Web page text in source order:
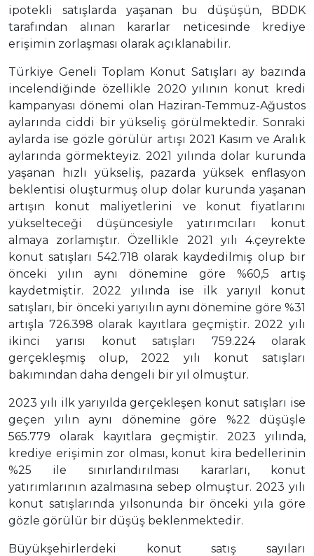
ipotekli satışlarda yaşanan bu düşüşün, BDDK
tarafından alınan kararlar neticesinde krediye
erişimin zorlaşması olarak açıklanabilir.
Türkiye Geneli Toplam Konut Satışları ay bazında
incelendiğinde özellikle 2020 yılının konut kredi
kampanyası dönemi olan Haziran-Temmuz-Ağustos
aylarında ciddi bir yükseliş görülmektedir. Sonraki
aylarda ise gözle görülür artışı 2021 Kasım ve Aralık
aylarında görmekteyiz. 2021 yılında dolar kurunda
yaşanan hızlı yükseliş, pazarda yüksek enflasyon
beklentisi oluşturmuş olup dolar kurunda yaşanan
artışın konut maliyetlerini ve konut fiyatlarını
yükselteceği düşüncesiyle yatırımcıları konut
almaya zorlamıştır. Özellikle 2021 yılı 4.çeyrekte
konut satışları 542.718 olarak kaydedilmiş olup bir
önceki yılın aynı dönemine göre %60,5 artış
kaydetmiştir. 2022 yılında ise ilk yarıyıl konut
satışları, bir önceki yarıyılın aynı dönemine göre %31
artışla 726.398 olarak kayıtlara geçmiştir. 2022 yılı
ikinci yarısı konut satışları 759.224 olarak
gerçekleşmiş olup, 2022 yılı konut satışları
bakımından daha dengeli bir yıl olmuştur.
2023 yılı ilk yarıyılda gerçekleşen konut satışları ise
geçen yılın aynı dönemine göre %22 düşüşle
565.779 olarak kayıtlara geçmiştir. 2023 yılında,
krediye erişimin zor olması, konut kira bedellerinin
%25 ile sınırlandırılması kararları, konut
yatırımlarının azalmasına sebep olmuştur. 2023 yılı
konut satışlarında yılsonunda bir önceki yıla göre
gözle görülür bir düşüş beklenmektedir.
Büyükşehirlerdeki konut satış sayıları